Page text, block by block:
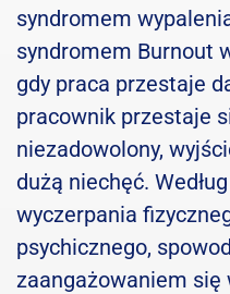
syndromem
syndromem Burnout
gdy praca przestaje
pracownik przestaje
niezadowolony,
dużą niechęć.
wyczerpania
psychicznego,
zaangażowaniem